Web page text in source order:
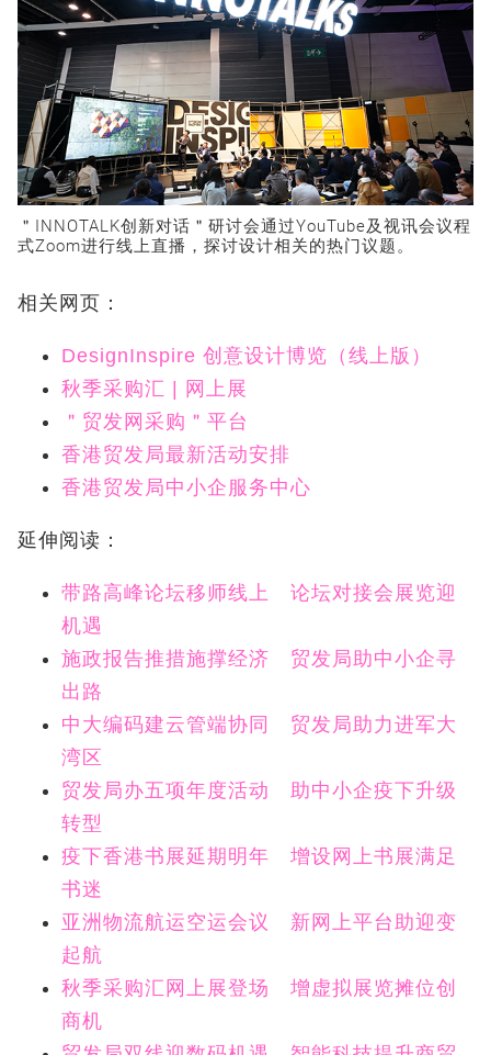
＂INNOTALK创新对话＂研讨会通过YouTube及视讯会议程
式Zoom进行线上直播，探讨设计相关的热门议题。
相关网页：
DesignInspire 创意设计博览（线上版）
秋季采购汇 | 网上展
＂贸发网采购＂平台
香港贸发局最新活动安排
香港贸发局中小企服务中心
延伸阅读：
带路高峰论坛移师线上 论坛对接会展览迎
机遇
施政报告推措施撑经济 贸发局助中小企寻
出路
中大编码建云管端协同 贸发局助力进军大
湾区
贸发局办五项年度活动 助中小企疫下升级
转型
疫下香港书展延期明年 增设网上书展满足
书迷
亚洲物流航运空运会议 新网上平台助迎变
起航
秋季采购汇网上展登场 增虚拟展览摊位创
商机